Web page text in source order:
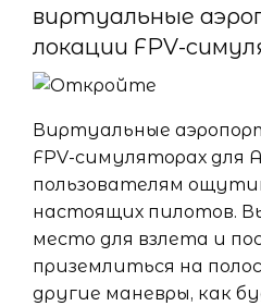
виртуальные
локации FPV-
Виртуальные
FPV-симуляторах для
пользователям
настоящих пилотов.
место для взлета и
приземлиться на
другие маневры, как